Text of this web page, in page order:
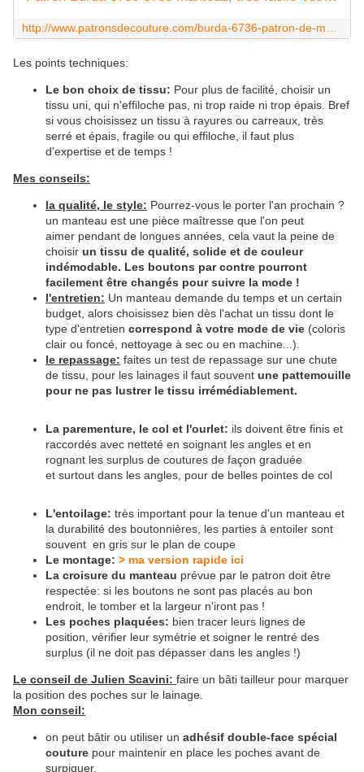
Les points techniques:
Le bon choix de tissu: Pour plus de facilité, choisir un
tissu uni, qui n'effiloche pas, ni trop raide ni trop épais. Bref
si vous choisissez un tissu à rayures ou carreaux, très
serré et épais, fragile ou qui effiloche, il faut plus
d'expertise et de temps !
Mes conseils:
la qualité, le style: Pourrez-vous le porter l'an prochain ?
un manteau est une pièce maîtresse que l'on peut
aimer pendant de longues années, cela vaut la peine de
choisir un tissu de qualité, solide et de couleur
indémodable. Les boutons par contre pourront
facilement être changés pour suivre la mode !
l'entretien: Un manteau demande du temps et un certain
budget, alors choisissez bien dès l'achat un tissu dont le
type d'entretien correspond à votre mode de vie (coloris
clair ou foncé, nettoyage à sec ou en machine...).
le repassage: faites un test de repassage sur une chute
de tissu, pour les lainages il faut souvent une pattemouille
pour ne pas lustrer le tissu irrémédiablement.
La parementure, le col et l'ourlet: ils doivent être finis et
raccordés avec netteté en soignant les angles et en
rognant les surplus de coutures de façon graduée
et surtout dans les angles, pour de belles pointes de col
L'entoilage: très important pour la tenue d'un manteau et
la durabilité des boutonnières, les parties à entoiler sont
souvent en gris sur le plan de coupe
Le montage: > ma version rapide ici
La croisure du manteau prévue par le patron doit être
respectée: si les boutons ne sont pas placés au bon
endroit, le tomber et la largeur n'iront pas !
Les poches plaquées: bien tracer leurs lignes de
position, vérifier leur symétrie et soigner le rentré des
surplus (il ne doit pas dépasser dans les angles !)
Le conseil de Julien Scavini: faire un bâti tailleur pour marquer
la position des poches sur le lainage.
Mon conseil:
on peut bâtir ou utiliser un adhésif double-face spécial
couture pour maintenir en place les poches avant de
surpiquer.